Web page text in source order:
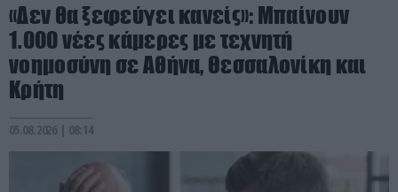
«Δεν θα ξεφεύγει κανείς»: Μπαίνουν
1.000 νέες κάμερες με τεχνητή
νοημοσύνη σε Αθήνα, Θεσσαλονίκη και
Κρήτη
05.08.2026 | 08:14